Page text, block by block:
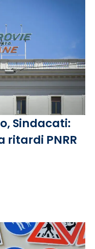
Sindacati:
ritardi PNRR